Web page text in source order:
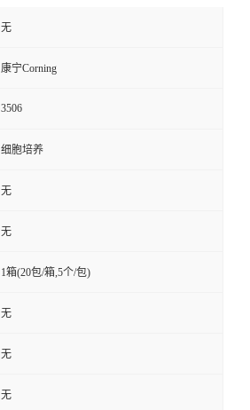
无
康宁Corning
3506
细胞培养
无
无
1箱(20包/箱,5个/包)
无
无
无